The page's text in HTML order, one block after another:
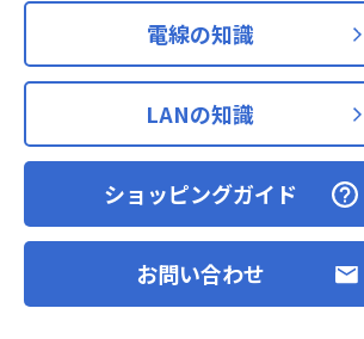
電線の知識
LANの知識
ショッピングガイド
お問い合わせ